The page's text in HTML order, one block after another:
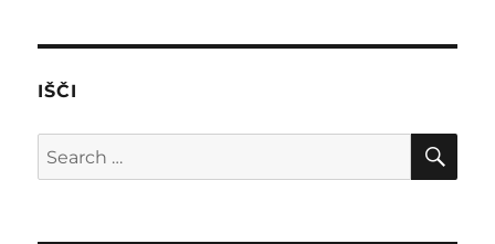
IŠČI
Search
for: